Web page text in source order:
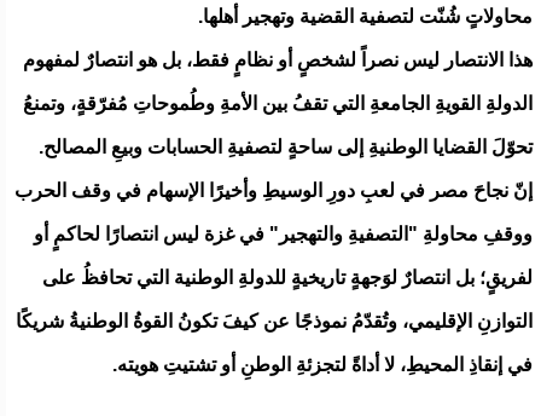
محاولاتٍ شُنّت لتصفية القضية وتهجير أهلها.
هذا الانتصار ليس نصراً لشخصٍ أو نظامٍ فقط، بل هو انتصارٌ لمفهوم
الدولةِ القويةِ الجامعةِ التي تقفُ بين الأمةِ وطُموحاتِ مُفرّقةٍ، وتمنعُ
تحوّلَ القضايا الوطنيةِ إلى ساحةٍ لتصفيةِ الحسابات وبيعِ المصالح.
إنّ نجاحَ مصر في لعبِ دورِ الوسيطِ وأخيرًا الإسهام في وقف الحرب
ووقفِ محاولةِ "التصفيةِ والتهجير" في غزة ليس انتصارًا لحاكمٍ أو
لفريقٍ؛ بل انتصارٌ لوَجهةٍ تاريخيةٍ للدولةِ الوطنية التي تحافظُ على
التوازنِ الإقليمي، وتُقدّمُ نموذجًا عن كيفَ تكونُ القوةُ الوطنيةُ شريكًا
في إنقاذِ المحيطِ، لا أداةً لتجزئةِ الوطنِ أو تشتيتِ هويته.